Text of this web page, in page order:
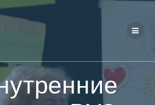
Перейти
контенту